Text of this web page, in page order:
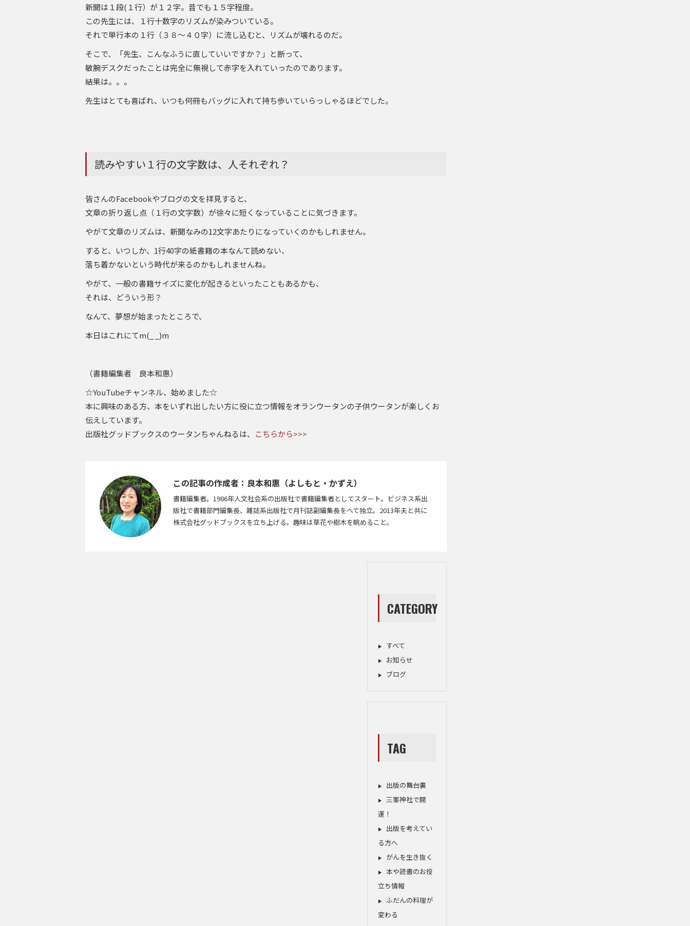
新聞は１段(１行）が１２字。昔でも１５字程度。
この先生には、１行十数字のリズムが染みついている。
それで単行本の１行（３８～４０字）に流し込むと、リズムが壊れるのだ。
そこで、「先生、こんなふうに直していいですか？」と断って、
敏腕デスクだったことは完全に無視して赤字を入れていったのであります。
結果は。。。
先生はとても喜ばれ、いつも何冊もバッグに入れて持ち歩いていらっしゃるほどでした。
読みやすい１行の文字数は、人それぞれ？
皆さんのFacebookやブログの文を拝見すると、
文章の折り返し点（１行の文字数）が徐々に短くなっていることに気づきます。
やがて文章のリズムは、新聞なみの12文字あたりになっていくのかもしれません。
すると、いつしか、1行40字の紙書籍の本なんて読めない、
落ち着かないという時代が来るのかもしれませんね。
やがて、一般の書籍サイズに変化が起きるといったこともあるかも、
それは、どういう形？
なんて、夢想が始まったところで、
本日はこれにてm(_ _)m
（書籍編集者 良本和惠）
☆YouTubeチャンネル、始めました☆
本に興味のある方、本をいずれ出したい方に役に立つ情報をオランウータンの子供ウータンが楽しくお
伝えしています。
出版社グッドブックスのウータンちゃんねるは、 こちらから>>>
この記事の作成者：良本和惠（よしもと・かずえ）
書籍編集者。1986年人文社会系の出版社で書籍編集者としてスタート。ビジネス系出
版社で書籍部門編集長、雑誌系出版社で月刊誌副編集長をへて独立。2013年夫と共に
株式会社グッドブックスを立ち上げる。趣味は草花や樹木を眺めること。
CATEGORY
すべて
お知らせ
ブログ
TAG
出版の舞台裏
三峯神社で開
運！
出版を考えてい
る方へ
がんを生き抜く
本や読書のお役
立ち情報
ふだんの料理が
変わる